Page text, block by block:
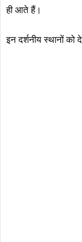
ही आते हैं।
इन दर्शनीय स्थानों